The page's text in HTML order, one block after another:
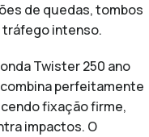
de quedas, tombos
tráfego intenso.
Twister 250 ano
perfeitamente
fixação firme,
impactos. O